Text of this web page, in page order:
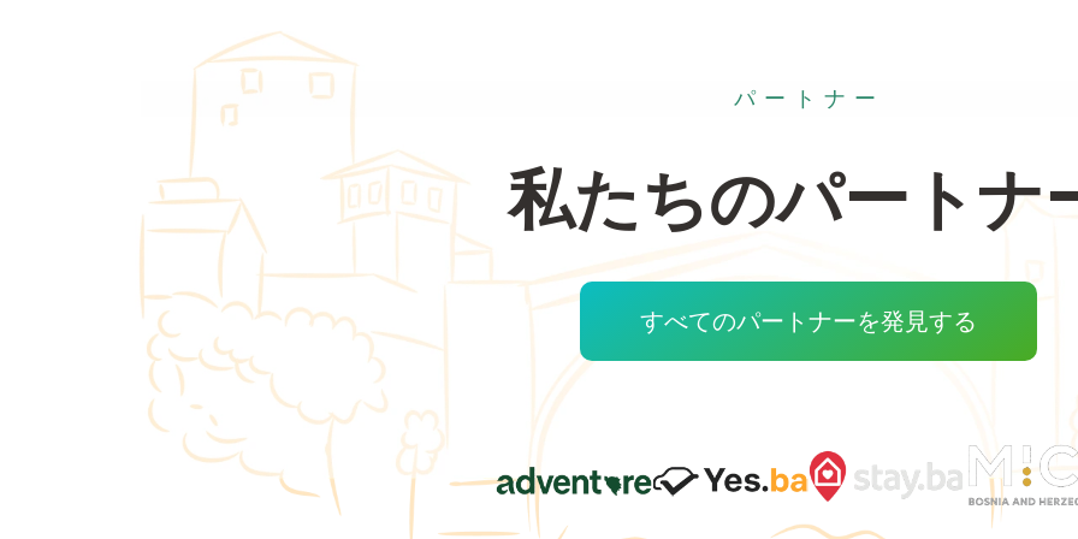
パートナー
私たちのパートナ
すべてのパートナーを発見する